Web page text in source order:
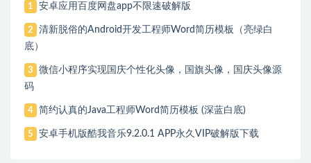
1 安卓应用百度网盘app不限速破解版
2
清新脱俗的Android开发工程师Word简历模板（亮绿白
底）
3
微信小程序实现国庆个性化头像，国旗头像，国庆头像源
码
4 简约认真的Java工程师Word简历模板 (深蓝白底)
5 安卓手机版酷我音乐9.2.0.1 APP永久VIP破解版下载